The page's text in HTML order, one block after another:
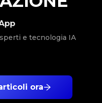
ora
e tecnologia IA